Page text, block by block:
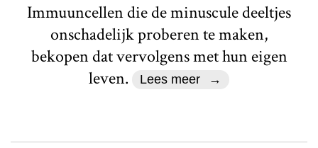
Immuuncellen die de minuscule deeltjes
onschadelijk proberen te maken,
bekopen dat vervolgens met hun eigen
leven.
Lees meer